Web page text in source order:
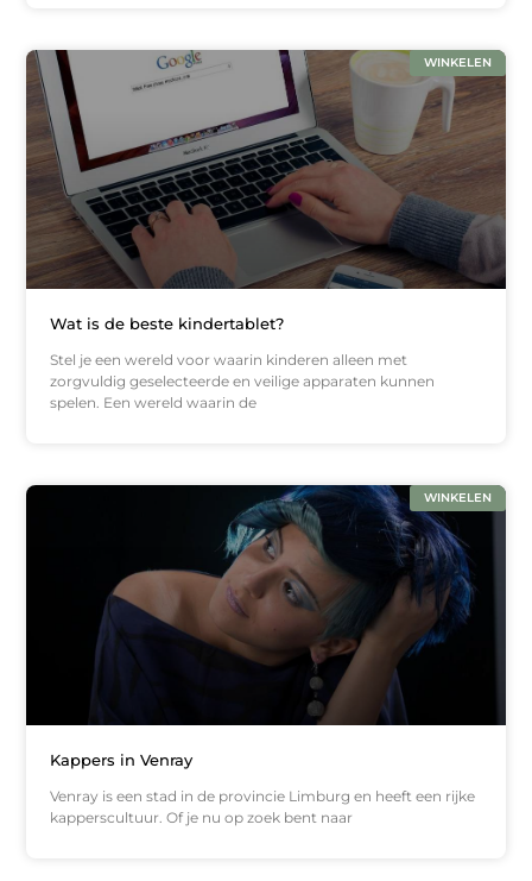
WINKELEN
Wat is de beste kindertablet?
Stel je een wereld voor waarin kinderen alleen met
zorgvuldig geselecteerde en veilige apparaten kunnen
spelen. Een wereld waarin de
WINKELEN
Kappers in Venray
Venray is een stad in de provincie Limburg en heeft een rijke
kapperscultuur. Of je nu op zoek bent naar